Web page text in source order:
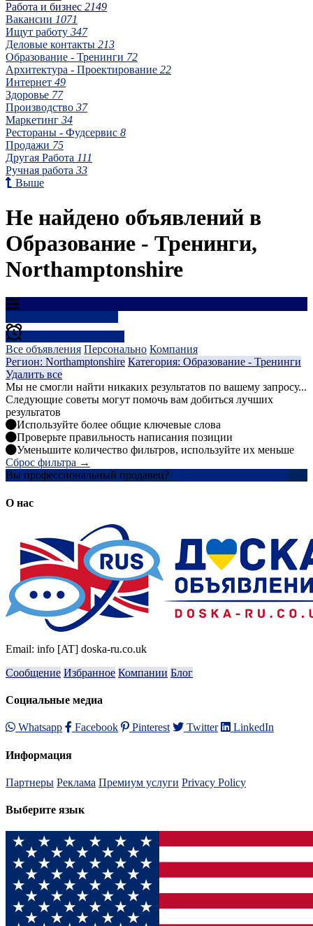
Работа и бизнес 2149
Вакансии 1071
Ищут работу 347
Деловые контакты 213
Образование - Тренинги 72
Архитектура - Проектирование 22
Интернет 49
Здоровье 77
Производство 37
Маркетинг 34
Рестораны - Фудсервис 8
Продажи 75
Другая Работа 111
Ручная работа 33
Выше
Не найдено объявлений в
Образование - Тренинги,
Northamptonshire
Все объявления Персонально Компания
Регион: Northamptonshire Категория: Образование - Тренинги
Удалить все
Мы не смогли найти никаких результатов по вашему запросу...
Следующие советы могут помочь вам добиться лучших
результатов
Используйте более общие ключевые слова
Проверьте правильность написания позиции
Уменьшите количество фильтров, используйте их меньше
Сброс фильтра →
Вы профессиональный продавец?
О нас
Email: info [AT] doska-ru.co.uk
Сообщение Избранное Компании Блог
Социальные медиа
Whatsapp Facebook Pinterest Twitter LinkedIn
Информация
Партнеры Реклама Премиум услуги Privacy Policy
Выберите язык